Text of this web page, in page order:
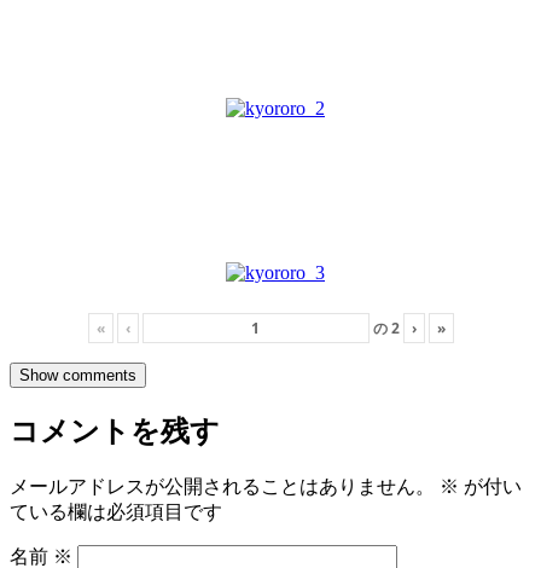
« ‹ の2 › »
Show comments
コメントを残す
メールアドレスが公開されることはありません。 ※ が付い
ている欄は必須項目です
名前 ※